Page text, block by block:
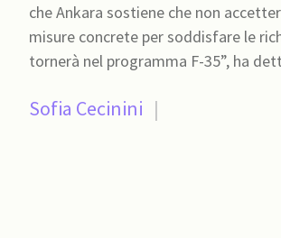
che Ankara sostiene che non
misure concrete per soddisfare le
tornerà nel programma F-35”, ha
Sofia Cecinini |